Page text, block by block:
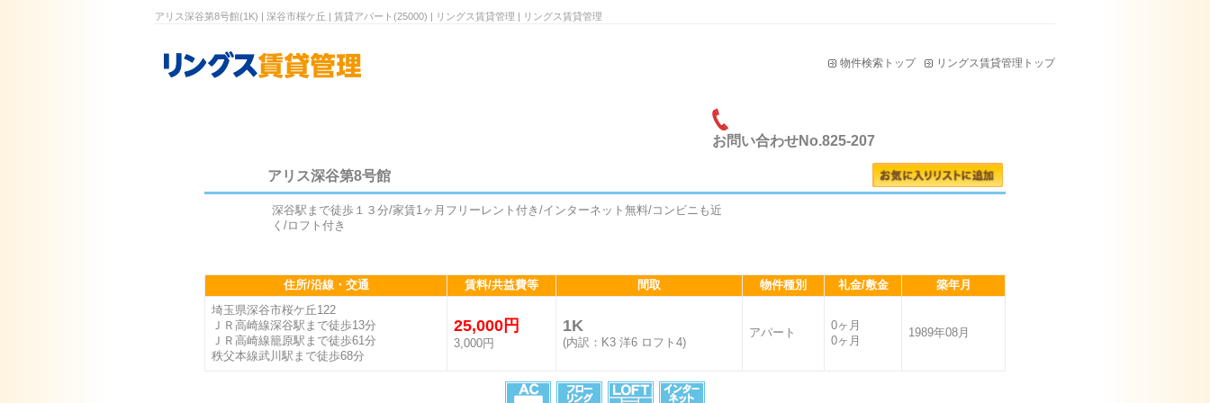
アリス深谷第8号館(1K) | 深谷市桜ケ丘 | 賃貸アパート(25000) | リングス賃貸管理 | リングス賃貸管理
物件検索トップ リングス賃貸管理トップ
お問い合わせNo.825-207
アリス深谷第8号館
深谷駅まで徒歩１３分/家賃1ヶ月フリーレント付き/インターネット無料/コンビニも近
く/ロフト付き
住所/沿線・交通 賃料/共益費等 間取 物件種別 礼金/敷金
築年月
埼玉県深谷市桜ケ丘122
ＪＲ高崎線深谷駅まで徒歩13分
ＪＲ高崎線籠原駅まで徒歩61分
秩父本線武川駅まで徒歩68分
25,000円
3,000円
1K
(内訳：K3 洋6 ロフト4)
アパート
0ヶ月
0ヶ月
1989年08月